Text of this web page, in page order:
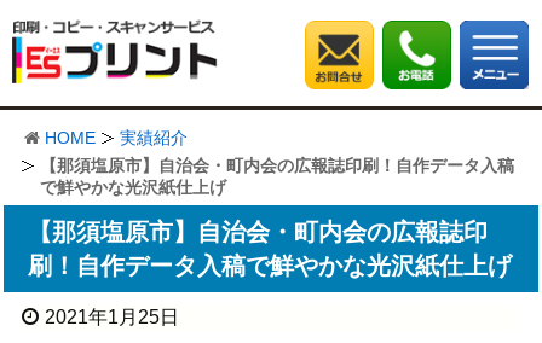
HOME
実績紹介
【那須塩原市】自治会・町内会の広報誌印刷！自作データ入稿
で鮮やかな光沢紙仕上げ
【那須塩原市】自治会・町内会の広報誌印
刷！自作データ入稿で鮮やかな光沢紙仕上げ
2021年1月25日